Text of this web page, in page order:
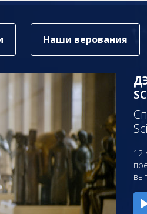
Наши верования
12